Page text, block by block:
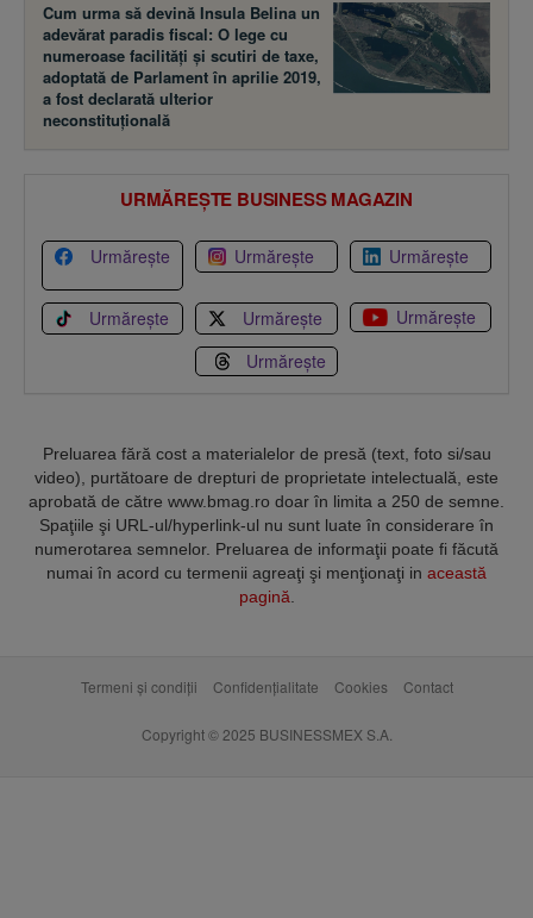
Cum urma să devină Insula Belina un
adevărat paradis fiscal: O lege cu
numeroase facilităţi şi scutiri de taxe,
adoptată de Parlament în aprilie 2019,
a fost declarată ulterior
neconstituţională
URMĂREȘTE BUSINESS MAGAZIN
Urmărește Urmărește Urmărește
Urmărește Urmărește
Urmărește
Urmărește
Preluarea fără cost a materialelor de presă (text, foto si/sau
video), purtătoare de drepturi de proprietate intelectuală, este
aprobată de către www.bmag.ro doar în limita a 250 de semne.
Spaţiile şi URL-ul/hyperlink-ul nu sunt luate în considerare în
numerotarea semnelor. Preluarea de informaţii poate fi făcută
numai în acord cu termenii agreaţi şi menţionaţi in această
pagină.
Termeni și condiții Confidențialitate Cookies Contact
Copyright © 2025 BUSINESSMEX S.A.